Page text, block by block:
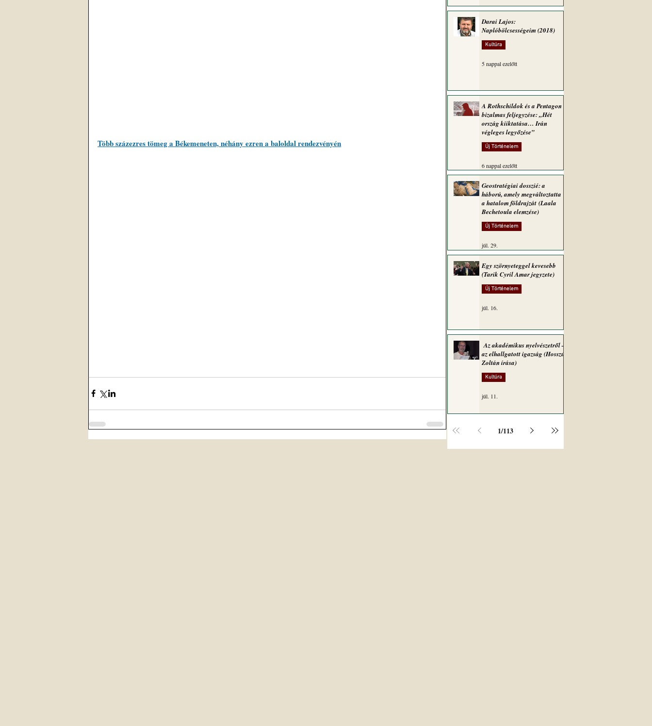
Több százezres tömeg a Békemeneten, néhány ezren a baloldal rendezvényén
Darai Lajos:
Naplóbölcsességeim (2018)
Kultúra
5 nappal ezelőtt
A Rothschildok és a Pentagon
bizalmas feljegyzése: „Hét
ország kiiktatása… Irán
végleges legyőzése”
Új Történelem
6 nappal ezelőtt
Geostratégiai dosszié: a
háború, amely megváltoztatta
a hatalom földrajzát (Laala
Bechetoula elemzése)
Új Történelem
júl. 29.
Egy szörnyeteggel kevesebb
(Tarik Cyril Amar jegyzete)
Új Történelem
júl. 16.
Az akadémikus nyelvészetről –
az elhallgatott igazság (Hosszú
Zoltán írása)
Kultúra
júl. 11.
1/113